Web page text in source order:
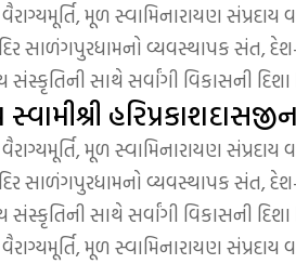
મૂળ સ્વામિનારાયણ
વ્યવસ્થાપક સંત, દેશ-
સાથે સર્વાંગી વિકાસની દિશા
મૂળ સ્વામિનારાયણ
વ્યવસ્થાપક સંત, દેશ-
સાથે સર્વાંગી વિકાસની દિશા
મૂળ સ્વામિનારાયણ